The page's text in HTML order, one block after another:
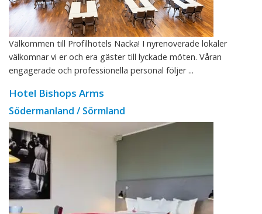
Välkommen till Profilhotels Nacka! I nyrenoverade lokaler
välkomnar vi er och era gäster till lyckade möten. Våran
engagerade och professionella personal följer ...
Hotel Bishops Arms
Södermanland / Sörmland